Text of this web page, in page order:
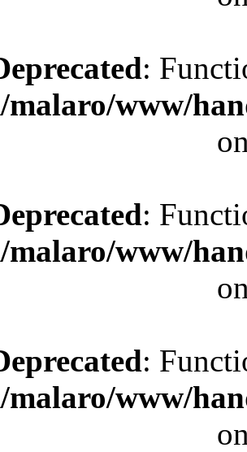
:
malaro/www/
:
malaro/www/
:
malaro/www/